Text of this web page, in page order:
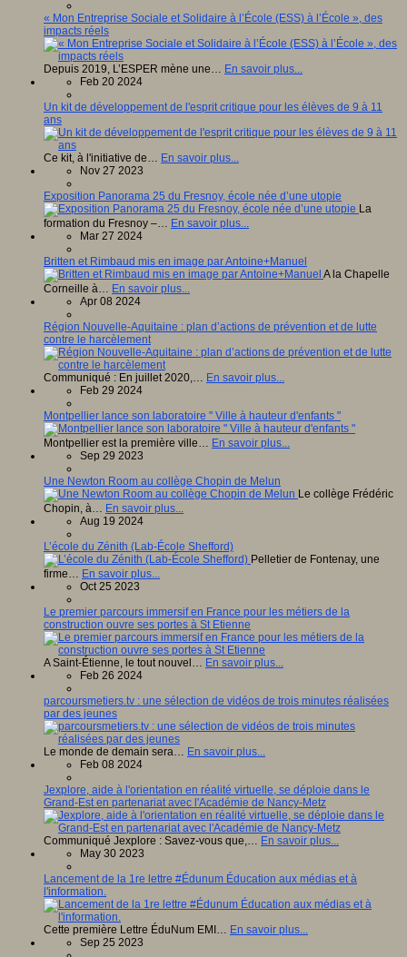
« Mon Entreprise Sociale et Solidaire à l’École (ESS) à l’École », des
impacts réels
Depuis 2019, L’ESPER mène une… En savoir plus...
Feb 20 2024
Un kit de développement de l'esprit critique pour les élèves de 9 à 11
ans
Ce kit, à l'initiative de… En savoir plus...
Nov 27 2023
Exposition Panorama 25 du Fresnoy, école née d’une utopie
La
formation du Fresnoy –… En savoir plus...
Mar 27 2024
Britten et Rimbaud mis en image par Antoine+Manuel
A la Chapelle
Corneille à… En savoir plus...
Apr 08 2024
Région Nouvelle-Aquitaine : plan d’actions de prévention et de lutte
contre le harcèlement
Communiqué : En juillet 2020,… En savoir plus...
Feb 29 2024
Montpellier lance son laboratoire " Ville à hauteur d'enfants "
Montpellier est la première ville… En savoir plus...
Sep 29 2023
Une Newton Room au collège Chopin de Melun
Le collège Frédéric
Chopin, à… En savoir plus...
Aug 19 2024
L’école du Zénith (Lab-École Shefford)
Pelletier de Fontenay, une
firme… En savoir plus...
Oct 25 2023
Le premier parcours immersif en France pour les métiers de la
construction ouvre ses portes à St Etienne
A Saint-Étienne, le tout nouvel… En savoir plus...
Feb 26 2024
parcoursmetiers.tv : une sélection de vidéos de trois minutes réalisées
par des jeunes
Le monde de demain sera… En savoir plus...
Feb 08 2024
Jexplore, aide à l'orientation en réalité virtuelle, se déploie dans le
Grand-Est en partenariat avec l'Académie de Nancy-Metz
Communiqué Jexplore : Savez-vous que,… En savoir plus...
May 30 2023
Lancement de la 1re lettre #Édunum Éducation aux médias et à
l'information.
Cette première Lettre ÉduNum EMI… En savoir plus...
Sep 25 2023